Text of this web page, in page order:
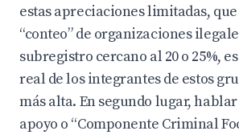
estas apreciaciones limitadas,
“conteo” de organizaciones
subregistro cercano al 20 o 25%,
real de los integrantes de estos
más alta. En segundo lugar,
apoyo o “Componente Criminal